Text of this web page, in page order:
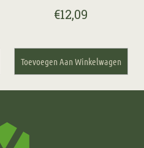
€12,09
Toevoegen Aan Winkelwagen